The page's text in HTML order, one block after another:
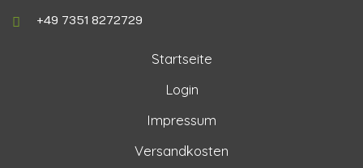
+49 7351 8272729
Startseite
Login
Impressum
Versandkosten